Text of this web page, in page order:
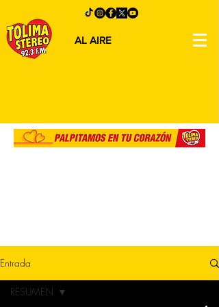
AL AIRE
Entrada
RESUMEN